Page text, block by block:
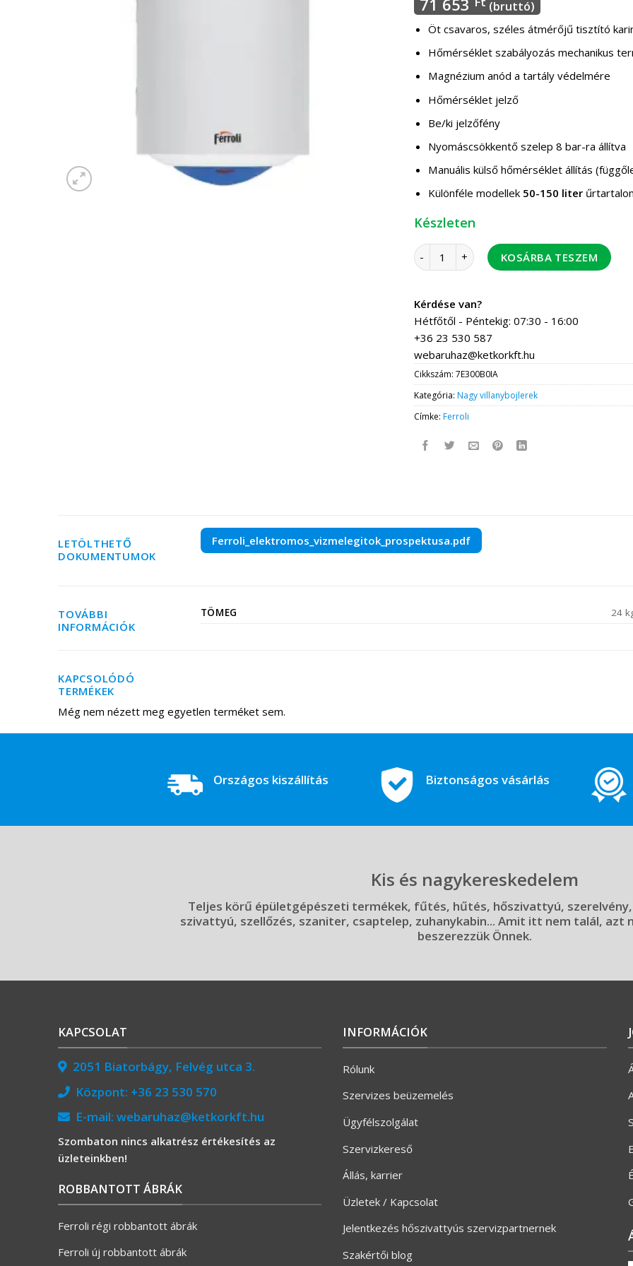
71 653 (bruttó)
Öt csavaros, széles átmérőjű tisztító
Hőmérséklet szabályozás mechanikus
Magnézium anód a tartály védelmére
Hőmérséklet jelző
Be/ki jelzőfény
Nyomáscsökkentő szelep 8 bar-ra állítva
Manuális külső hőmérséklet állítás
Különféle modellek 50-150 liter
Készleten
Ferroli Calypso 80 VE fali vízmelegítő 1,5 kW
KOSÁRBA TESZEM
Kérdése van?
Hétfőtől - Péntekig: 07:30 - 16:00
+36 23 530 587
webaruhaz@ketkorkft.hu
Cikkszám:7E300B0IA
Kategória:Nagy villanybojlerek
Címke:Ferroli
LETÖLTHETŐ
DOKUMENTUMOK
Ferroli_elektromos_vizmelegitok_prospektusa.pdf
TOVÁBBI
INFORMÁCIÓK
TÖMEG 24
KAPCSOLÓDÓ
TERMÉKEK
Még nem nézett meg egyetlen terméket sem.
Országos kiszállítás Biztonságos vásárlás
Kis és nagykereskedelem
Teljes körű épületgépészeti termékek, fűtés, hűtés, hőszivattyú,
szivattyú, szellőzés, szaniter, csaptelep, zuhanykabin... Amit itt nem talál, azt
beszerezzük Önnek.
KAPCSOLAT
2051 Biatorbágy, Felvég utca 3.
Központ: +36 23 530 570
E-mail: webaruhaz@ketkorkft.hu
Szombaton nincs alkatrész értékesítés az
üzleteinkben!
ROBBANTOTT ÁBRÁK
Ferroli régi robbantott ábrák
Ferroli új robbantott ábrák
INFORMÁCIÓK
Rólunk
Szervizes beüzemelés
Ügyfélszolgálat
Szervizkereső
Állás, karrier
Üzletek / Kapcsolat
Jelentkezés hőszivattyús szervizpartnernek
Szakértői blog